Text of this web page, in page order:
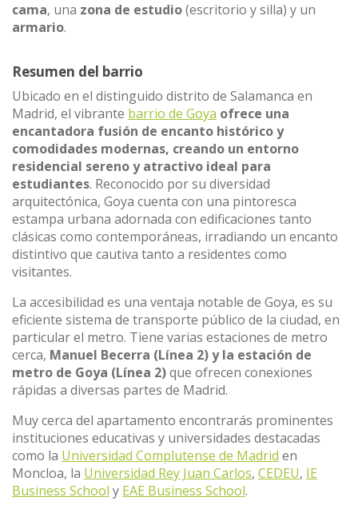
cama, una zona de estudio(escritorio y silla) y un
armario.
Resumen del barrio
Ubicado en el distinguido distrito de Salamanca en
Madrid, el vibrante barrio de Goya ofrece una
encantadora fusión de encanto histórico y
comodidades modernas, creando un entorno
residencial sereno y atractivo ideal para
estudiantes. Reconocido por su diversidad
arquitectónica, Goya cuenta con una pintoresca
estampa urbana adornada con edificaciones tanto
clásicas como contemporáneas, irradiando un encanto
distintivo que cautiva tanto a residentes como
visitantes.
La accesibilidad es una ventaja notable de Goya, es su
eficiente sistema de transporte público de la ciudad, en
particular el metro. Tiene varias estaciones de metro
cerca, Manuel Becerra (Línea 2) y la estación de
metro de Goya (Línea 2)que ofrecen conexiones
rápidas a diversas partes de Madrid.
Muy cerca del apartamento encontrarás prominentes
instituciones educativas y universidades destacadas
como la Universidad Complutense de Madrid en
Moncloa, la Universidad Rey Juan Carlos, CEDEU, IE
Business School y EAE Business School.